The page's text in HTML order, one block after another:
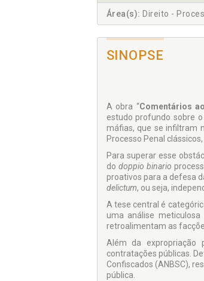
Área(s): Direito -
SINOPSE
A obra “Comentários
estudo profundo sobre
máfias, que se infiltram
Processo Penal
Para superar esse
do doppio binario
proativos para a defesa
delictum, ou seja,
A tese central é
uma análise
retroalimentam as
Além da expropriação
contratações públicas.
Confiscados (ANBSC),
pública.